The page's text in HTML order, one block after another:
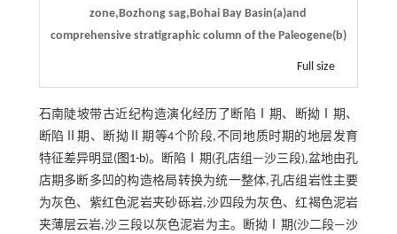
zone,Bozhong sag,Bohai Bay Basin(a)and
comprehensive stratigraphic column of the Paleogene(b)
Full size
石南陡坡带古近纪构造演化经历了断陷Ⅰ期、断拗Ⅰ期、
断陷Ⅱ期、断拗Ⅱ期等4个阶段,不同地质时期的地层发育
特征差异明显(图1-b)。断陷Ⅰ期(孔店组—沙三段),盆地由孔
店期多断多凹的构造格局转换为统一整体,孔店组岩性主要
为灰色、紫红色泥岩夹砂砾岩,沙四段为灰色、红褐色泥岩
夹薄层云岩,沙三段以灰色泥岩为主。断拗Ⅰ期(沙二段—沙